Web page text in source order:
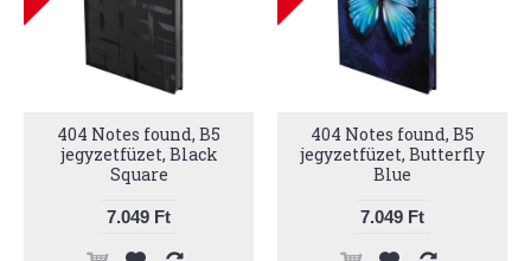
404 Notes found, B5
jegyzetfüzet, Black
Square
7.049 Ft
404 Notes found, B5
jegyzetfüzet, Butterfly
Blue
7.049 Ft